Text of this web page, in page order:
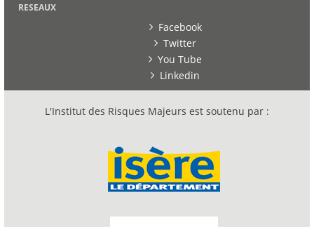
RESEAUX
Facebook
Twitter
You Tube
Linkedin
L'Institut des Risques Majeurs est soutenu par :